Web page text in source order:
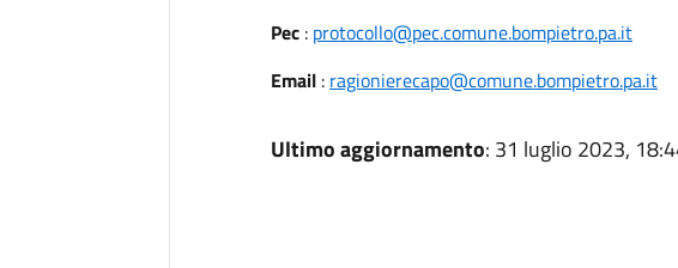
Pec: protocollo@pec.comune.bompietro.pa.it
Email: ragionierecapo@comune.bompietro.pa.it
Ultimo aggiornamento: 31 luglio 2023,